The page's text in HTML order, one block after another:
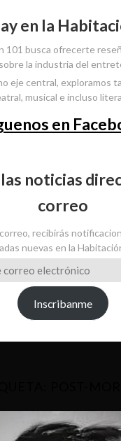
en la
101 busca ofrecerte
la industria del
eje central, exploramos
musical e incluso
en
noticias
correo
recibirás
nuevas en la
Inscribanme